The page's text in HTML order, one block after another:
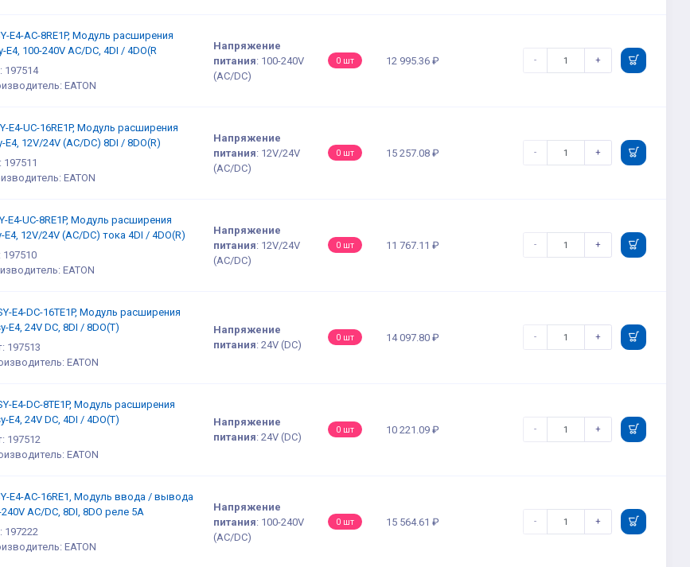
E4-AC-8RE1P, Модуль расширения
E4, 100-240V AC/DC, 4DI / 4DO(R
197514
EATON
Напряжение
питания: 100-240V
(AC/DC)
0 шт 12 995.36 ₽ - +
E4-UC-16RE1P, Модуль расширения
E4, 12V/24V (AC/DC) 8DI / 8DO(R)
197511
EATON
Напряжение
питания: 12V/24V
(AC/DC)
0 шт 15 257.08 ₽ - +
E4-UC-8RE1P, Модуль расширения
E4, 12V/24V (AC/DC) тока 4DI / 4DO(R)
197510
EATON
Напряжение
питания: 12V/24V
(AC/DC)
0 шт 11 767.11 ₽ - +
E4-DC-16TE1P, Модуль расширения
E4, 24V DC, 8DI / 8DO(T)
197513
EATON
Напряжение
питания: 24V (DC)
0 шт 14 097.80 ₽ - +
E4-DC-8TE1P, Модуль расширения
E4, 24V DC, 4DI / 4DO(T)
197512
EATON
Напряжение
питания: 24V (DC)
0 шт 10 221.09 ₽ - +
E4-AC-16RE1, Модуль ввода / вывода
240V AC/DC, 8DI, 8DO реле 5А
197222
EATON
Напряжение
питания: 100-240V
(AC/DC)
0 шт 15 564.61 ₽ - +